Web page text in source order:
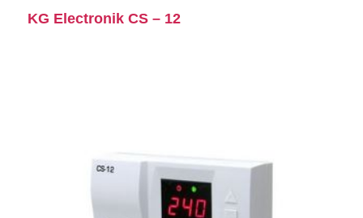
KG Electronik CS – 12